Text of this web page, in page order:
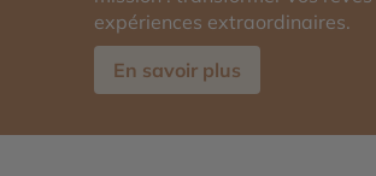
expériences extraordinaires.
En savoir plus